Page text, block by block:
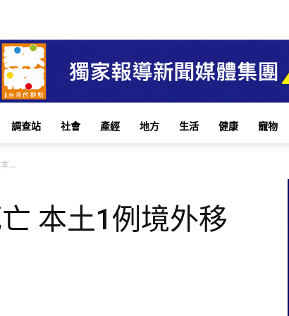
調查站 社會 產經 地方 生活 健康 寵物
...
本土1例境外移